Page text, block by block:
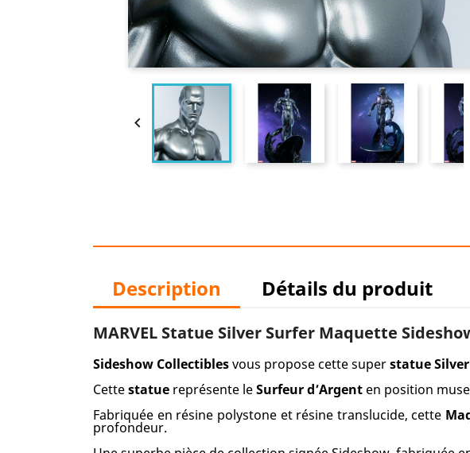

Description Détails du produit
MARVEL Statue Silver Surfer Maquette
Sideshow Collectiblesvous propose cette superstatue
Cettestatue représente leSurfeur d’Argent en position
Fabriquée en résine polystone et résine translucide, cette
profondeur.